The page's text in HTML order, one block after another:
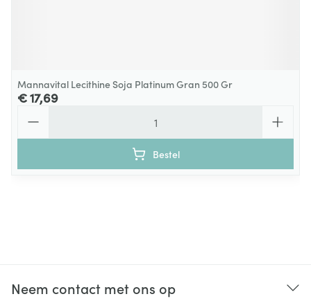
Mannavital Lecithine Soja Platinum Gran 500 Gr
€ 17,69
Bestel
Neem contact met ons op